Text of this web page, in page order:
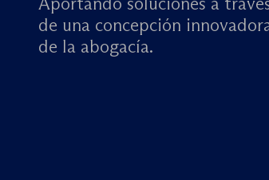
de una concepción
de la abogacía.